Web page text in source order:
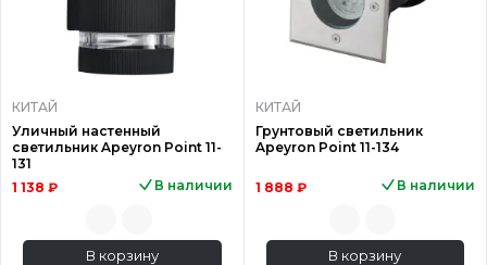
КИТАЙ
Уличный настенный
светильник Apeyron Point 11-
131
1 138 ₽
В наличии
В корзину
КИТАЙ
Грунтовый светильник
Apeyron Point 11-134
1 888 ₽ В наличии
В корзину